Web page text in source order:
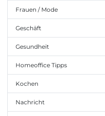
Frauen / Mode
Geschäft
Gesundheit
Homeoffice Tipps
Kochen
Nachricht